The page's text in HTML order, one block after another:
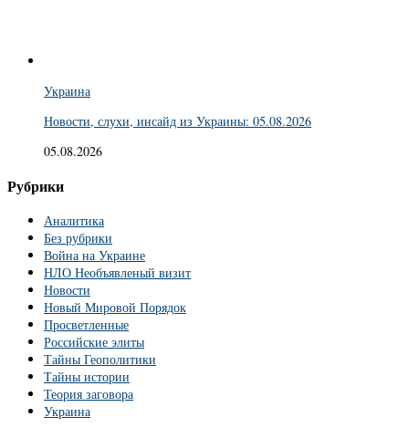
Украина
Новости, слухи, инсайд из Украины: 05.08.2026
05.08.2026
Рубрики
Аналитика
Без рубрики
Война на Украине
НЛО Необъявленый визит
Новости
Новый Мировой Порядок
Просветленные
Российские элиты
Тайны Геополитики
Тайны истории
Теория заговора
Украина